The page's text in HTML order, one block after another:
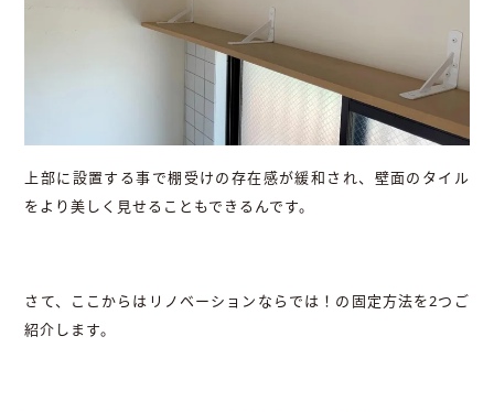
上部に設置する事で棚受けの存在感が緩和され、壁面のタイル
をより美しく見せることもできるんです。
さて、ここからはリノベーションならでは！の固定方法を2つご
紹介します。